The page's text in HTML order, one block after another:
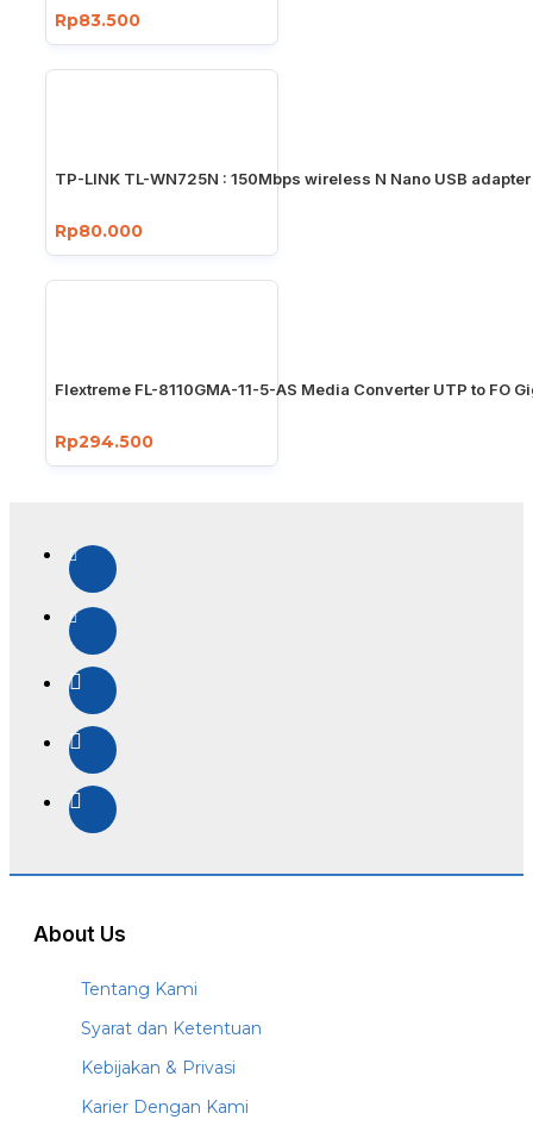
Rp83.500
TP-LINK TL-WN725N : 150Mbps wireless N Nano USB adapter
Rp80.000
Flextreme FL-8110GMA-11-5-AS Media Converter UTP to FO
Rp294.500
About Us
Tentang Kami
Syarat dan Ketentuan
Kebijakan & Privasi
Karier Dengan Kami